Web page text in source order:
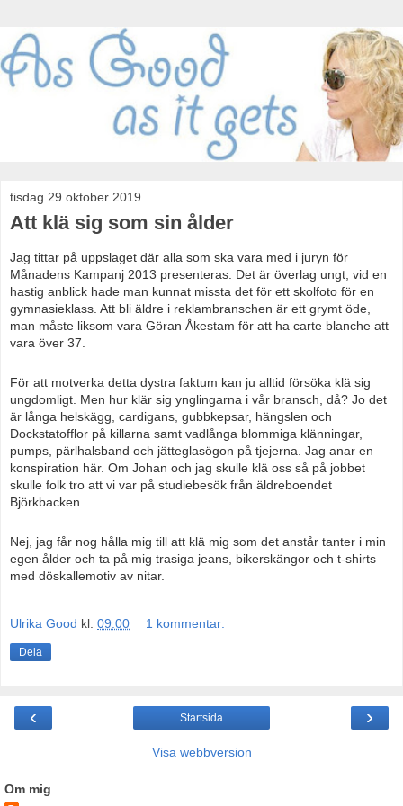
tisdag 29 oktober 2019
Att klä sig som sin ålder
Jag tittar på uppslaget där alla som ska vara med i juryn för
Månadens Kampanj 2013 presenteras. Det är överlag ungt, vid en
hastig anblick hade man kunnat missta det för ett skolfoto för en
gymnasieklass. Att bli äldre i reklambranschen är ett grymt öde,
man måste liksom vara Göran Åkestam för att ha carte blanche att
vara över 37.
För att motverka detta dystra faktum kan ju alltid försöka klä sig
ungdomligt. Men hur klär sig ynglingarna i vår bransch, då? Jo det
är långa helskägg, cardigans, gubbkepsar, hängslen och
Dockstatofflor på killarna samt vadlånga blommiga klänningar,
pumps, pärlhalsband och jätteglasögon på tjejerna. Jag anar en
konspiration här. Om Johan och jag skulle klä oss så på jobbet
skulle folk tro att vi var på studiebesök från äldreboendet
Björkbacken.
Nej, jag får nog hålla mig till att klä mig som det anstår tanter i min
egen ålder och ta på mig trasiga jeans, bikerskängor och t-shirts
med döskallemotiv av nitar.
Ulrika Good kl. 09:00 1 kommentar:
Dela
‹ ›
Startsida
Visa webbversion
Om mig